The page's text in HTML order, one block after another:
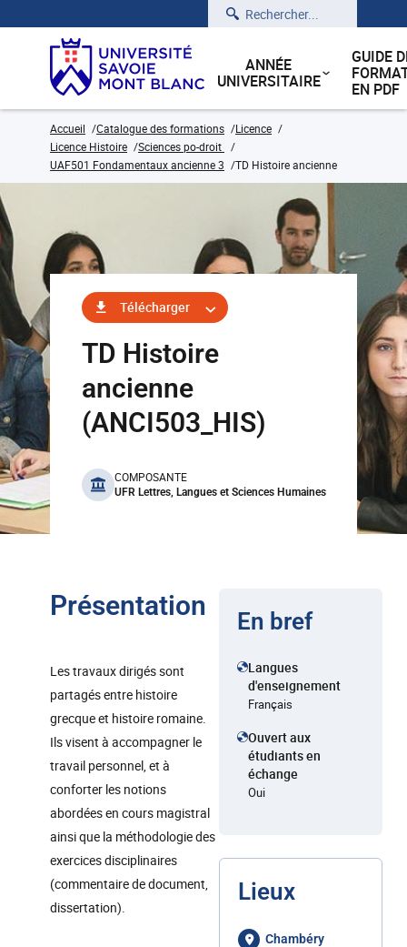
Rechercher
ANNÉE
UNIVERSITAIRE
GUIDE
EN PDF
Accueil Catalogue des formations
Licence
Licence Histoire
Sciences po-droit
UAF501 Fondamentaux ancienne 3
TD Histoire ancienne
Télécharger
TD Histoire
ancienne
(ANCI503_HIS)
benefits
COMPOSANTE
UFR Lettres, Langues et Sciences Humaines
Présentation
Les travaux dirigés sont
partagés entre histoire
grecque et histoire romaine.
Ils visent à accompagner le
travail personnel, et à
conforter les notions
abordées en cours magistral
ainsi que la méthodologie des
exercices disciplinaires
(commentaire de document,
dissertation).
En bref
Langues
d'enseignement
Français
Ouvert aux
étudiants en
échange
Oui
Lieux
Chambéry